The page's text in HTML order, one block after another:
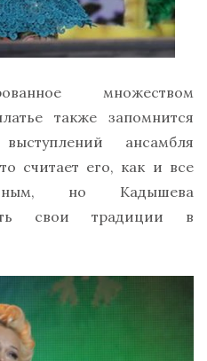
множеством
также запомнится
ансамбля
считает его, как и все
но Кадышева
свои традиции в